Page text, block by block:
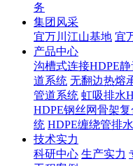
务
集团风采
宜万川江山基地 宜
产品中心
沟槽式连接HDPE
道系统 无翻边热熔
管道系统 虹吸排水
HDPE钢丝网骨架
统 HDPE缠绕管排
技术实力
科研中心 生产实力